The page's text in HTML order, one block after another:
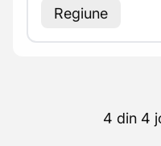
Regiune
4 din 4